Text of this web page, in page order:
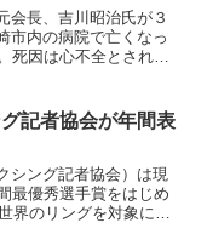
会長、吉川昭治氏が３
市内の病院で亡くなっ
死因は心不全とされて
浜ジムからデビュー
して引退...
記者協会が年間表
シング記者協会）は現
最優秀選手賞をはじめ
界のリングを対象にし